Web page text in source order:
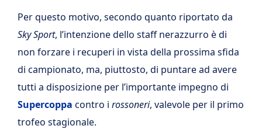
Per questo motivo, secondo quanto riportato da
Sky Sport, l’intenzione dello staff nerazzurro è di
non forzare i recuperi in vista della prossima sfida
di campionato, ma, piuttosto, di puntare ad avere
tutti a disposizione per l’importante impegno di
Supercoppa contro i rossoneri, valevole per il primo
trofeo stagionale.